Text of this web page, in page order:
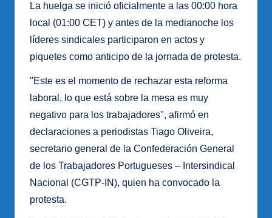
La huelga se inició oficialmente a las 00:00 hora
local (01:00 CET) y antes de la medianoche los
líderes sindicales participaron en actos y
piquetes como anticipo de la jornada de protesta.
"Este es el momento de rechazar esta reforma
laboral, lo que está sobre la mesa es muy
negativo para los trabajadores", afirmó en
declaraciones a periodistas Tiago Oliveira,
secretario general de la Confederación General
de los Trabajadores Portugueses – Intersindical
Nacional (CGTP-IN), quien ha convocado la
protesta.